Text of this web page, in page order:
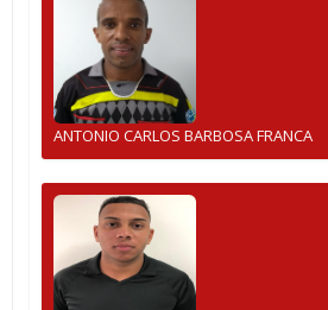
ANTONIO CARLOS BARBOSA FRANCA